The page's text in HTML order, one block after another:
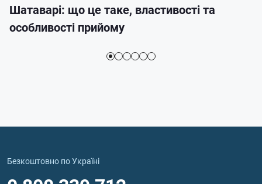
Шатаварі: що це таке, властивості та
особливості прийому
Безкоштовно по Україні